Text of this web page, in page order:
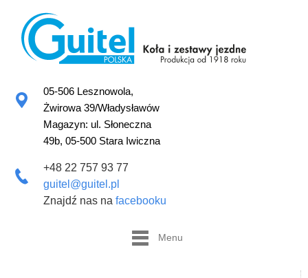
05-506 Lesznowola,
Żwirowa 39/Władysławów
Magazyn: ul. Słoneczna
49b, 05-500 Stara Iwiczna
+48 22 757 93 77
guitel@guitel.pl
Znajdź nas na facebooku
Menu